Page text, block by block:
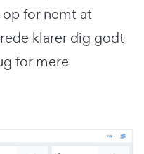
for nemt at
klarer dig godt
for mere